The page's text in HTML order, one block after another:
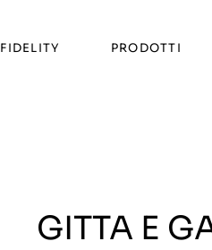
FIDELITY PRODOTTI
GITTA E